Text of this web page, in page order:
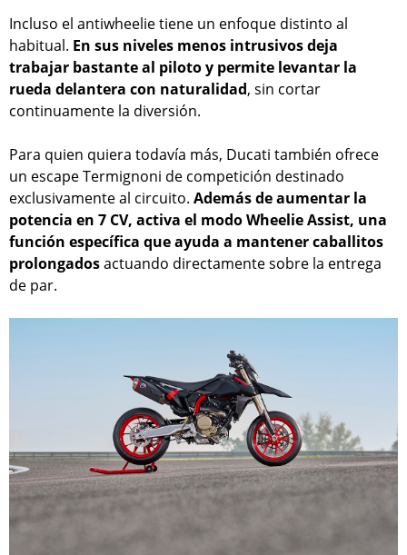
Incluso el antiwheelie tiene un enfoque distinto al
habitual. En sus niveles menos intrusivos deja
trabajar bastante al piloto y permite levantar la
rueda delantera con naturalidad, sin cortar
continuamente la diversión.
Para quien quiera todavía más, Ducati también ofrece
un escape Termignoni de competición destinado
exclusivamente al circuito. Además de aumentar la
potencia en 7 CV, activa el modo Wheelie Assist, una
función específica que ayuda a mantener caballitos
prolongadosactuando directamente sobre la entrega
de par.